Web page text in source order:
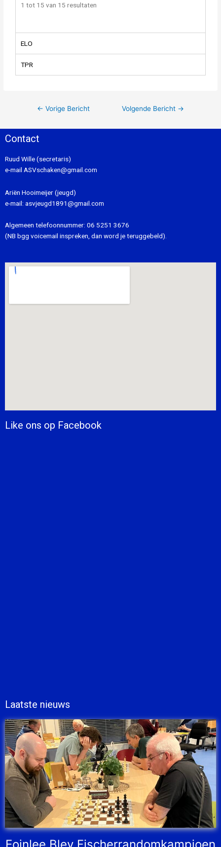
1 tot 15 van 15 resultaten
ELO
TPR
← Vorige Bericht Volgende Bericht →
Contact
Ruud Wille (secretaris)
e-mail ASVschaken@gmail.com
Ariën Hooimeijer (jeugd)
e-mail: asvjeugd1891@gmail.com
Algemeen telefoonnummer: 06 5251 3676
(NB bgg voicemail inspreken, dan word je teruggebeld).
Like ons op Facebook
Laatste nieuws